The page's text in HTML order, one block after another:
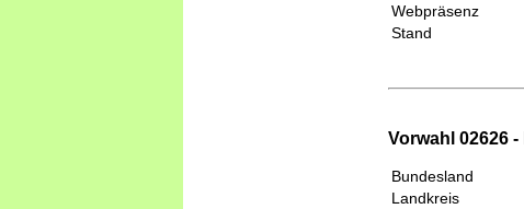
Webpräsenz
Stand
Vorwahl 02626
Bundesland
Landkreis